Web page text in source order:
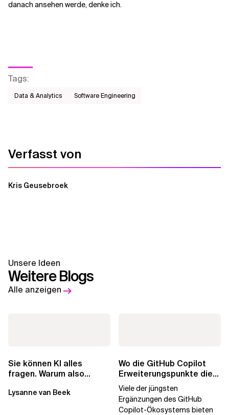
danach ansehen werde, denke ich.
Tags:
Data & Analytics Software Engineering
Verfasst von
Kris Geusebroek
Unsere Ideen
Weitere Blogs
Alle anzeigen
Sie können KI alles
fragen. Warum also
noch?
Lysanne van Beek
Wo die GitHub Copilot
Erweiterungspunkte die
Governance brechen
Viele der jüngsten
Ergänzungen des GitHub
Copilot-Ökosystems bieten